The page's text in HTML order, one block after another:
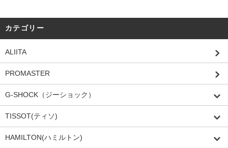
カテゴリー
ALIITA
PROMASTER
G-SHOCK（ジーショック）
TISSOT(ティソ)
HAMILTON(ハミルトン)